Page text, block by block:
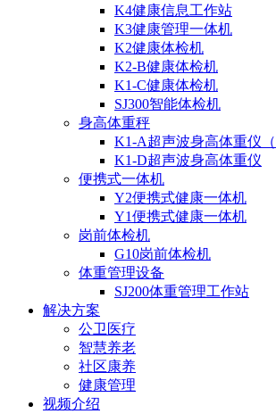
K4健康信息工作站
K3健康管理一体机
K2健康体检机
K2-B健康体检机
K1-C健康体检机
SJ300智能体检机
身高体重秤
K1-A超声波身高体重仪（
K1-D超声波身高体重仪
便携式一体机
Y2便携式健康一体机
Y1便携式健康一体机
岗前体检机
G10岗前体检机
体重管理设备
SJ200体重管理工作站
解决方案
公卫医疗
智慧养老
社区康养
健康管理
视频介绍